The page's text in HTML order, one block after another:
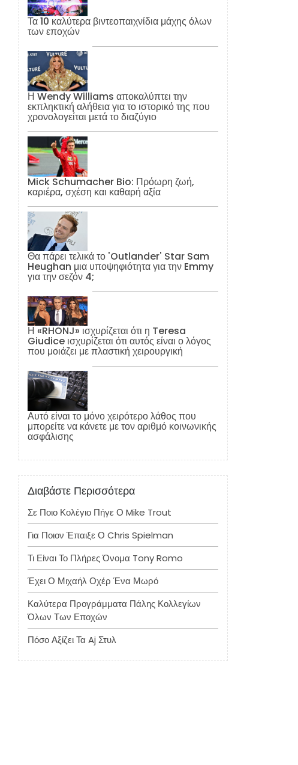
Τα 10 καλύτερα βιντεοπαιχνίδια μάχης όλων
των εποχών
Η Wendy Williams αποκαλύπτει την
εκπληκτική αλήθεια για το ιστορικό της που
χρονολογείται μετά το διαζύγιο
Mick Schumacher Bio: Πρόωρη ζωή,
καριέρα, σχέση και καθαρή αξία
Θα πάρει τελικά το 'Outlander' Star Sam
Heughan μια υποψηφιότητα για την Emmy
για την σεζόν 4;
Η «RHONJ» ισχυρίζεται ότι η Teresa
Giudice ισχυρίζεται ότι αυτός είναι ο λόγος
που μοιάζει με πλαστική χειρουργική
Αυτό είναι το μόνο χειρότερο λάθος που
μπορείτε να κάνετε με τον αριθμό κοινωνικής
ασφάλισης
Διαβάστε Περισσότερα
Σε Ποιο Κολέγιο Πήγε Ο Mike Trout
Για Ποιον Έπαιξε Ο Chris Spielman
Τι Είναι Το Πλήρες Όνομα Tony Romo
Έχει Ο Μιχαήλ Οχέρ Ένα Μωρό
Καλύτερα Προγράμματα Πάλης Κολλεγίων
Όλων Των Εποχών
Πόσο Αξίζει Τα Aj Στυλ